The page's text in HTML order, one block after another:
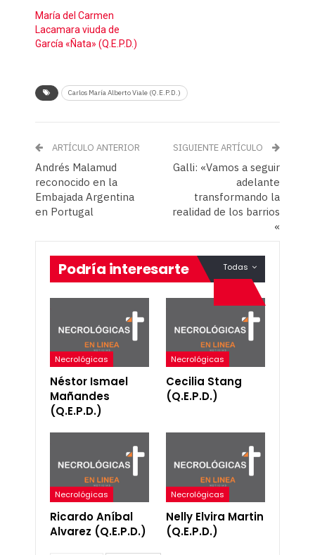
María del Carmen
Lacamara viuda de
García «Ñata» (Q.E.P.D.)
Carlos María Alberto Viale (Q.E.P.D.)
ARTÍCULO ANTERIOR
Andrés Malamud
reconocido en la
Embajada Argentina
en Portugal
SIGUIENTE ARTÍCULO
Galli: «Vamos a seguir
adelante
transformando la
realidad de los barrios
«
Todas
Podría interesarte
Necrológicas
Néstor Ismael
Mañandes
(Q.E.P.D.)
Necrológicas
Cecilia Stang
(Q.E.P.D.)
Necrológicas
Ricardo Aníbal
Alvarez (Q.E.P.D.)
Necrológicas
Nelly Elvira Martin
(Q.E.P.D.)